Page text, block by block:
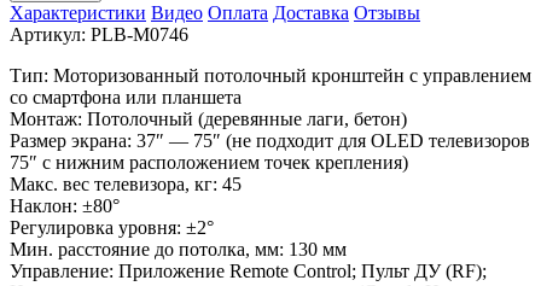
Характеристики Видео Оплата Доставка Отзывы
Артикул: PLB-M0746
Тип: Моторизованный потолочный кронштейн c управлением
со смартфона или планшета
Монтаж: Потолочный (деревянные лаги, бетон)
Размер экрана: 37″ — 75″ (не подходит для OLED телевизоров
75″ с нижним расположением точек крепления)
Макс. вес телевизора, кг: 45
Наклон: ±80°
Регулировка уровня: ±2°
Мин. расстояние до потолка, мм: 130 мм
Управление: Приложение Remote Control; Пульт ДУ (RF);